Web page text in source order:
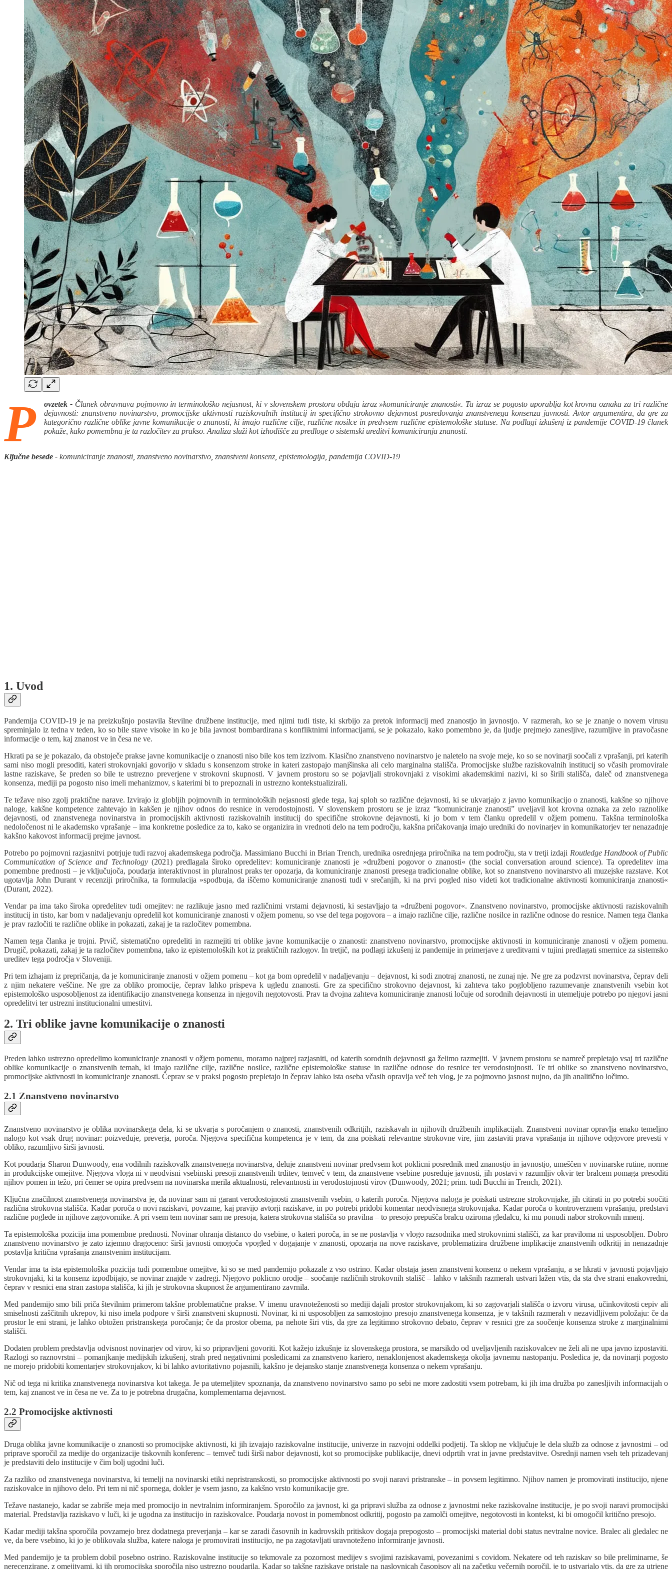
P ovzetek - Članek obravnava pojmovno in terminološko nejasnost, ki v slovenskem prostoru obdaja izraz »komuniciranje znanosti«. Ta izraz se pogosto uporablja kot krovna oznaka za tri različne
dejavnosti: znanstveno novinarstvo, promocijske aktivnosti raziskovalnih institucij in specifično strokovno dejavnost posredovanja znanstvenega konsenza javnosti. Avtor argumentira, da gre za
kategorično različne oblike javne komunikacije o znanosti, ki imajo različne cilje, različne nosilce in predvsem različne epistemološke statuse. Na podlagi izkušenj iz pandemije COVID-19 članek
pokaže, kako pomembna je ta razločitev za prakso. Analiza služi kot izhodišče za predloge o sistemski ureditvi komuniciranja znanosti.
Ključne besede - komuniciranje znanosti, znanstveno novinarstvo, znanstveni konsenz, epistemologija, pandemija COVID-19
1. Uvod
Pandemija COVID-19 je na preizkušnjo postavila številne družbene institucije, med njimi tudi tiste, ki skrbijo za pretok informacij med znanostjo in javnostjo. V razmerah, ko se je znanje o novem virusu
spreminjalo iz tedna v teden, ko so bile stave visoke in ko je bila javnost bombardirana s konfliktnimi informacijami, se je pokazalo, kako pomembno je, da ljudje prejmejo zanesljive, razumljive in pravočasne
informacije o tem, kaj znanost ve in česa ne ve.
Hkrati pa se je pokazalo, da obstoječe prakse javne komunikacije o znanosti niso bile kos tem izzivom. Klasično znanstveno novinarstvo je naletelo na svoje meje, ko so se novinarji soočali z vprašanji, pri katerih
sami niso mogli presoditi, kateri strokovnjaki govorijo v skladu s konsenzom stroke in kateri zastopajo manjšinska ali celo marginalna stališča. Promocijske službe raziskovalnih institucij so včasih promovirale
lastne raziskave, še preden so bile te ustrezno preverjene v strokovni skupnosti. V javnem prostoru so se pojavljali strokovnjaki z visokimi akademskimi nazivi, ki so širili stališča, daleč od znanstvenega
konsenza, mediji pa pogosto niso imeli mehanizmov, s katerimi bi to prepoznali in ustrezno kontekstualizirali.
Te težave niso zgolj praktične narave. Izvirajo iz globljih pojmovnih in terminoloških nejasnosti glede tega, kaj sploh so različne dejavnosti, ki se ukvarjajo z javno komunikacijo o znanosti, kakšne so njihove
naloge, kakšne kompetence zahtevajo in kakšen je njihov odnos do resnice in verodostojnosti. V slovenskem prostoru se je izraz “komuniciranje znanosti” uveljavil kot krovna oznaka za zelo raznolike
dejavnosti, od znanstvenega novinarstva in promocijskih aktivnosti raziskovalnih institucij do specifične strokovne dejavnosti, ki jo bom v tem članku opredelil v ožjem pomenu. Takšna terminološka
nedoločenost ni le akademsko vprašanje – ima konkretne posledice za to, kako se organizira in vrednoti delo na tem področju, kakšna pričakovanja imajo uredniki do novinarjev in komunikatorjev ter nenazadnje
kakšno kakovost informacij prejme javnost.
Potrebo po pojmovni razjasnitvi potrjuje tudi razvoj akademskega področja. Massimiano Bucchi in Brian Trench, urednika osrednjega priročnika na tem področju, sta v tretji izdaji Routledge Handbook of Public
Communication of Science and Technology(2021) predlagala široko opredelitev: komuniciranje znanosti je »družbeni pogovor o znanosti« (the social conversation around science). Ta opredelitev ima
pomembne prednosti – je vključujoča, poudarja interaktivnost in pluralnost praks ter opozarja, da komuniciranje znanosti presega tradicionalne oblike, kot so znanstveno novinarstvo ali muzejske razstave. Kot
ugotavlja John Durant v recenziji priročnika, ta formulacija »spodbuja, da iščemo komuniciranje znanosti tudi v srečanjih, ki na prvi pogled niso videti kot tradicionalne aktivnosti komuniciranja znanosti«
(Durant, 2022).
Vendar pa ima tako široka opredelitev tudi omejitev: ne razlikuje jasno med različnimi vrstami dejavnosti, ki sestavljajo ta »družbeni pogovor«. Znanstveno novinarstvo, promocijske aktivnosti raziskovalnih
institucij in tisto, kar bom v nadaljevanju opredelil kot komuniciranje znanosti v ožjem pomenu, so vse del tega pogovora – a imajo različne cilje, različne nosilce in različne odnose do resnice. Namen tega članka
je prav razločiti te različne oblike in pokazati, zakaj je ta razločitev pomembna.
Namen tega članka je trojni. Prvič, sistematično opredeliti in razmejiti tri oblike javne komunikacije o znanosti: znanstveno novinarstvo, promocijske aktivnosti in komuniciranje znanosti v ožjem pomenu.
Drugič, pokazati, zakaj je ta razločitev pomembna, tako iz epistemoloških kot iz praktičnih razlogov. In tretjič, na podlagi izkušenj iz pandemije in primerjave z ureditvami v tujini predlagati smernice za sistemsko
ureditev tega področja v Sloveniji.
Pri tem izhajam iz prepričanja, da je komuniciranje znanosti v ožjem pomenu – kot ga bom opredelil v nadaljevanju – dejavnost, ki sodi znotraj znanosti, ne zunaj nje. Ne gre za podzvrst novinarstva, čeprav deli
z njim nekatere veščine. Ne gre za obliko promocije, čeprav lahko prispeva k ugledu znanosti. Gre za specifično strokovno dejavnost, ki zahteva tako poglobljeno razumevanje znanstvenih vsebin kot
epistemološko usposobljenost za identifikacijo znanstvenega konsenza in njegovih negotovosti. Prav ta dvojna zahteva komuniciranje znanosti ločuje od sorodnih dejavnosti in utemeljuje potrebo po njegovi jasni
opredelitvi ter ustrezni institucionalni umestitvi.
2. Tri oblike javne komunikacije o znanosti
Preden lahko ustrezno opredelimo komuniciranje znanosti v ožjem pomenu, moramo najprej razjasniti, od katerih sorodnih dejavnosti ga želimo razmejiti. V javnem prostoru se namreč prepletajo vsaj tri različne
oblike komunikacije o znanstvenih temah, ki imajo različne cilje, različne nosilce, različne epistemološke statuse in različne odnose do resnice ter verodostojnosti. Te tri oblike so znanstveno novinarstvo,
promocijske aktivnosti in komuniciranje znanosti. Čeprav se v praksi pogosto prepletajo in čeprav lahko ista oseba včasih opravlja več teh vlog, je za pojmovno jasnost nujno, da jih analitično ločimo.
2.1 Znanstveno novinarstvo
Znanstveno novinarstvo je oblika novinarskega dela, ki se ukvarja s poročanjem o znanosti, znanstvenih odkritjih, raziskavah in njihovih družbenih implikacijah. Znanstveni novinar opravlja enako temeljno
nalogo kot vsak drug novinar: poizveduje, preverja, poroča. Njegova specifična kompetenca je v tem, da zna poiskati relevantne strokovne vire, jim zastaviti prava vprašanja in njihove odgovore prevesti v
obliko, razumljivo širši javnosti.
Kot poudarja Sharon Dunwoody, ena vodilnih raziskovalk znanstvenega novinarstva, deluje znanstveni novinar predvsem kot poklicni posrednik med znanostjo in javnostjo, umeščen v novinarske rutine, norme
in produkcijske omejitve. Njegova vloga ni v neodvisni vsebinski presoji znanstvenih trditev, temveč v tem, da znanstvene vsebine posreduje javnosti, jih postavi v razumljiv okvir ter bralcem pomaga presoditi
njihov pomen in težo, pri čemer se opira predvsem na novinarska merila aktualnosti, relevantnosti in verodostojnosti virov (Dunwoody, 2021; prim. tudi Bucchi in Trench, 2021).
Ključna značilnost znanstvenega novinarstva je, da novinar sam ni garant verodostojnosti znanstvenih vsebin, o katerih poroča. Njegova naloga je poiskati ustrezne strokovnjake, jih citirati in po potrebi soočiti
različna strokovna stališča. Kadar poroča o novi raziskavi, povzame, kaj pravijo avtorji raziskave, in po potrebi pridobi komentar neodvisnega strokovnjaka. Kadar poroča o kontroverznem vprašanju, predstavi
različne poglede in njihove zagovornike. A pri vsem tem novinar sam ne presoja, katera strokovna stališča so pravilna – to presojo prepušča bralcu oziroma gledalcu, ki mu ponudi nabor strokovnih mnenj.
Ta epistemološka pozicija ima pomembne prednosti. Novinar ohranja distanco do vsebine, o kateri poroča, in se ne postavlja v vlogo razsodnika med strokovnimi stališči, za kar praviloma ni usposobljen. Dobro
znanstveno novinarstvo je zato izjemno dragoceno: širši javnosti omogoča vpogled v dogajanje v znanosti, opozarja na nove raziskave, problematizira družbene implikacije znanstvenih odkritij in nenazadnje
postavlja kritična vprašanja znanstvenim institucijam.
Vendar ima ta ista epistemološka pozicija tudi pomembne omejitve, ki so se med pandemijo pokazale z vso ostrino. Kadar obstaja jasen znanstveni konsenz o nekem vprašanju, a se hkrati v javnosti pojavljajo
strokovnjaki, ki ta konsenz izpodbijajo, se novinar znajde v zadregi. Njegovo poklicno orodje – soočanje različnih strokovnih stališč – lahko v takšnih razmerah ustvari lažen vtis, da sta dve strani enakovredni,
čeprav v resnici ena stran zastopa stališča, ki jih je strokovna skupnost že argumentirano zavrnila.
Med pandemijo smo bili priča številnim primerom takšne problematične prakse. V imenu uravnoteženosti so mediji dajali prostor strokovnjakom, ki so zagovarjali stališča o izvoru virusa, učinkovitosti cepiv ali
smiselnosti zaščitnih ukrepov, ki niso imela podpore v širši znanstveni skupnosti. Novinar, ki ni usposobljen za samostojno presojo znanstvenega konsenza, je v takšnih razmerah v nezavidljivem položaju: če da
prostor le eni strani, je lahko obtožen pristranskega poročanja; če da prostor obema, pa nehote širi vtis, da gre za legitimno strokovno debato, čeprav v resnici gre za soočenje konsenza stroke z marginalnimi
stališči.
Dodaten problem predstavlja odvisnost novinarjev od virov, ki so pripravljeni govoriti. Kot kažejo izkušnje iz slovenskega prostora, se marsikdo od uveljavljenih raziskovalcev ne želi ali ne upa javno izpostaviti.
Razlogi so raznovrstni – pomanjkanje medijskih izkušenj, strah pred negativnimi posledicami za znanstveno kariero, nenaklonjenost akademskega okolja javnemu nastopanju. Posledica je, da novinarji pogosto
ne morejo pridobiti komentarjev strokovnjakov, ki bi lahko avtoritativno pojasnili, kakšno je dejansko stanje znanstvenega konsenza o nekem vprašanju.
Nič od tega ni kritika znanstvenega novinarstva kot takega. Je pa utemeljitev spoznanja, da znanstveno novinarstvo samo po sebi ne more zadostiti vsem potrebam, ki jih ima družba po zanesljivih informacijah o
tem, kaj znanost ve in česa ne ve. Za to je potrebna drugačna, komplementarna dejavnost.
2.2 Promocijske aktivnosti
Druga oblika javne komunikacije o znanosti so promocijske aktivnosti, ki jih izvajajo raziskovalne institucije, univerze in razvojni oddelki podjetij. Ta sklop ne vključuje le dela služb za odnose z javnostmi – od
priprave sporočil za medije do organizacije tiskovnih konferenc – temveč tudi širši nabor dejavnosti, kot so promocijske publikacije, dnevi odprtih vrat in javne predstavitve. Osrednji namen vseh teh prizadevanj
je predstaviti delo institucije v čim bolj ugodni luči.
Za razliko od znanstvenega novinarstva, ki temelji na novinarski etiki nepristranskosti, so promocijske aktivnosti po svoji naravi pristranske – in povsem legitimno. Njihov namen je promovirati institucijo, njene
raziskovalce in njihovo delo. Pri tem ni nič spornega, dokler je vsem jasno, za kakšno vrsto komunikacije gre.
Težave nastanejo, kadar se zabriše meja med promocijo in nevtralnim informiranjem. Sporočilo za javnost, ki ga pripravi služba za odnose z javnostmi neke raziskovalne institucije, je po svoji naravi promocijski
material. Predstavlja raziskavo v luči, ki je ugodna za institucijo in raziskovalce. Poudarja novost in pomembnost odkritij, pogosto pa zamolči omejitve, negotovosti in kontekst, ki bi omogočil kritično presojo.
Kadar mediji takšna sporočila povzamejo brez dodatnega preverjanja – kar se zaradi časovnih in kadrovskih pritiskov dogaja prepogosto – promocijski material dobi status nevtralne novice. Bralec ali gledalec ne
ve, da bere vsebino, ki jo je oblikovala služba, katere naloga je promovirati institucijo, ne pa zagotavljati uravnoteženo informiranje javnosti.
Med pandemijo je ta problem dobil posebno ostrino. Raziskovalne institucije so tekmovale za pozornost medijev s svojimi raziskavami, povezanimi s covidom. Nekatere od teh raziskav so bile preliminarne, še
nerecenzirane, z omejitvami, ki jih promocijska sporočila niso ustrezno poudarila. Kadar so takšne raziskave pristale na naslovnicah časopisov ali na začetku večernih poročil, je to ustvarjalo vtis, da gre za utrjene